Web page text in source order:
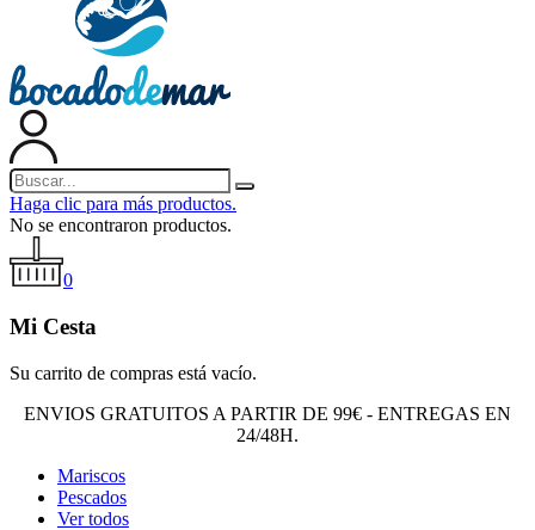
Haga clic para más productos.
No se encontraron productos.
0
Mi Cesta
Su carrito de compras está vacío.
ENVIOS GRATUITOS A PARTIR DE 99€ - ENTREGAS EN
24/48H.
Mariscos
Pescados
Ver todos